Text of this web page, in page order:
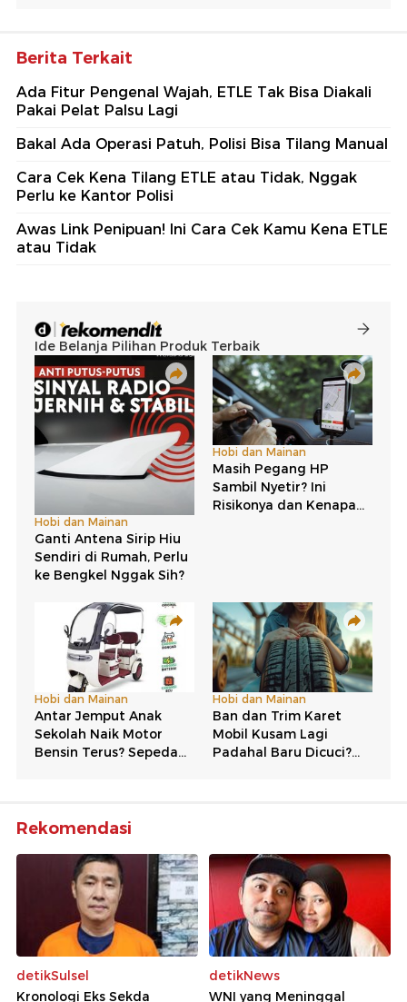
Berita Terkait
Ada Fitur Pengenal Wajah, ETLE Tak Bisa Diakali
Pakai Pelat Palsu Lagi
Bakal Ada Operasi Patuh, Polisi Bisa Tilang Manual
Cara Cek Kena Tilang ETLE atau Tidak, Nggak
Perlu ke Kantor Polisi
Awas Link Penipuan! Ini Cara Cek Kamu Kena ETLE
atau Tidak
Rekomendasi
detikSulsel
Kronologi Eks Sekda
detikNews
WNI yang Meninggal